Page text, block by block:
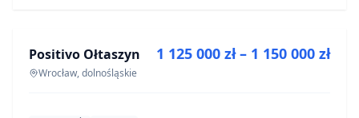
INWESTYCJA
Positivo Ołtaszyn
Wrocław, dolnośląskie
1 125 000 zł – 1 150 000 zł